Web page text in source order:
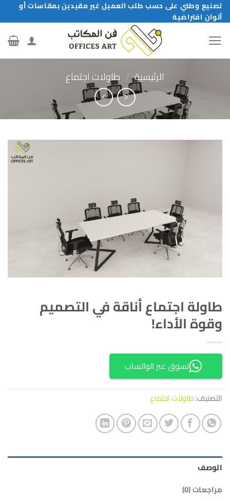
تخطي
للمحتوى
تصنيع وطني على حسب طلب العميل غير مقيدين بمقاسات أو
ألوان افتراضية
الرئيسية / طاولات اجتماع
طاولة اجتماع أناقة في التصميم
وقوة الأداء!
تسوق عبر الواتساب
التصنيف:طاولات اجتماع
الوصف
مراجعات (0)